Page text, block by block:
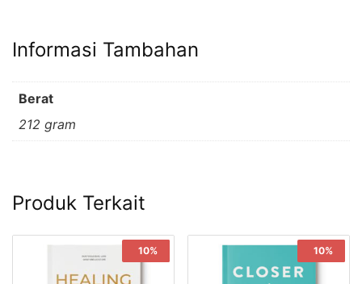
Informasi Tambahan
Berat
212 gram
Produk Terkait
Sale!
10% Sale!
10%